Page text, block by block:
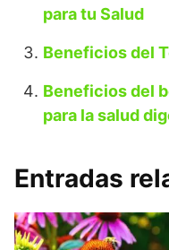
para tu Salud
Beneficios del
Beneficios del
para la salud
Entradas